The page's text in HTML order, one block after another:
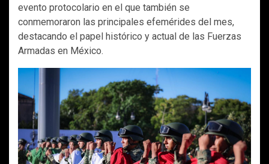
evento protocolario en el que también se
conmemoraron las principales efemérides del mes,
destacando el papel histórico y actual de las Fuerzas
Armadas en México.